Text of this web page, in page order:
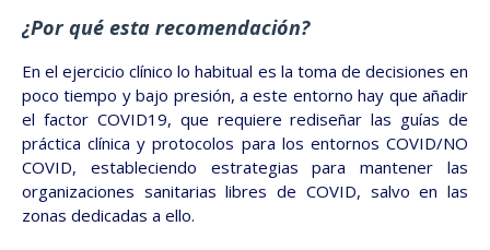
¿Por qué esta recomendación?
En el ejercicio clínico lo habitual es la toma de decisiones en
poco tiempo y bajo presión, a este entorno hay que añadir
el factor COVID19, que requiere rediseñar las guías de
práctica clínica y protocolos para los entornos COVID/NO
COVID, estableciendo estrategias para mantener las
organizaciones sanitarias libres de COVID, salvo en las
zonas dedicadas a ello.